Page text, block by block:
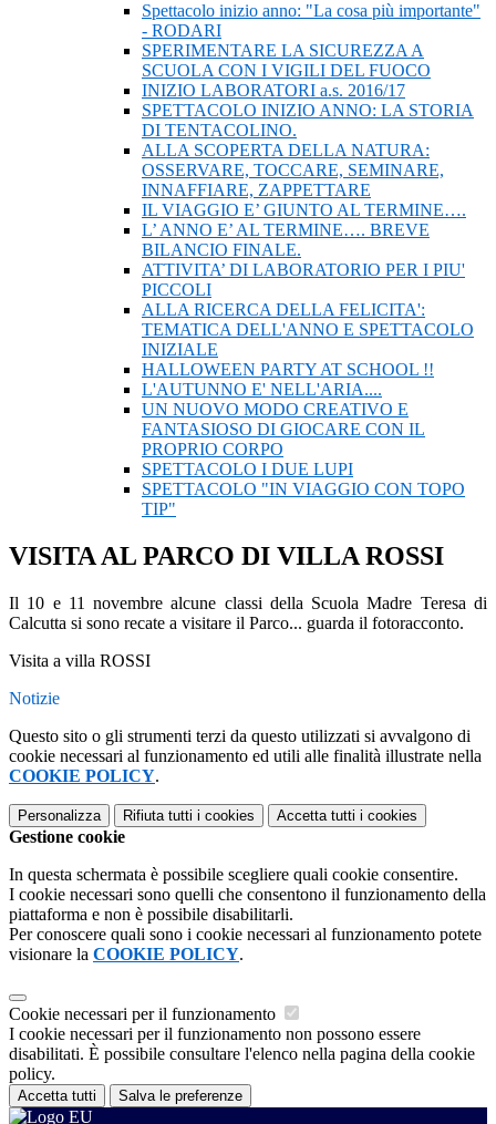
Spettacolo inizio anno: "La cosa più importante"
- RODARI
SPERIMENTARE LA SICUREZZA A
SCUOLA CON I VIGILI DEL FUOCO
INIZIO LABORATORI a.s. 2016/17
SPETTACOLO INIZIO ANNO: LA STORIA
DI TENTACOLINO.
ALLA SCOPERTA DELLA NATURA:
OSSERVARE, TOCCARE, SEMINARE,
INNAFFIARE, ZAPPETTARE
IL VIAGGIO E’ GIUNTO AL TERMINE….
L’ ANNO E’ AL TERMINE…. BREVE
BILANCIO FINALE.
ATTIVITA’ DI LABORATORIO PER I PIU'
PICCOLI
ALLA RICERCA DELLA FELICITA':
TEMATICA DELL'ANNO E SPETTACOLO
INIZIALE
HALLOWEEN PARTY AT SCHOOL !!
L'AUTUNNO E' NELL'ARIA....
UN NUOVO MODO CREATIVO E
FANTASIOSO DI GIOCARE CON IL
PROPRIO CORPO
SPETTACOLO I DUE LUPI
SPETTACOLO "IN VIAGGIO CON TOPO
TIP"
VISITA AL PARCO DI VILLA ROSSI
Il 10 e 11 novembre alcune classi della Scuola Madre Teresa di
Calcutta si sono recate a visitare il Parco... guarda il fotoracconto.
Visita a villa ROSSI
Notizie
Questo sito o gli strumenti terzi da questo utilizzati si avvalgono di
cookie necessari al funzionamento ed utili alle finalità illustrate nella
COOKIE POLICY.
Personalizza Rifiuta tutti i cookies Accetta tutti i cookies
Gestione cookie
In questa schermata è possibile scegliere quali cookie consentire.
I cookie necessari sono quelli che consentono il funzionamento della
piattaforma e non è possibile disabilitarli.
Per conoscere quali sono i cookie necessari al funzionamento potete
visionare la COOKIE POLICY.
Cookie necessari per il funzionamento
I cookie necessari per il funzionamento non possono essere
disabilitati. È possibile consultare l'elenco nella pagina della cookie
policy.
Accetta tutti Salva le preferenze